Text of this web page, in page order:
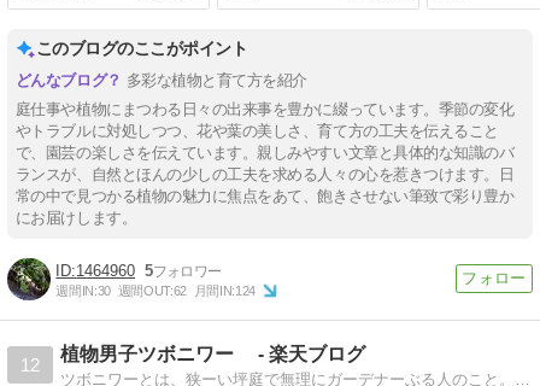
このブログのここがポイント
多彩な植物と育て方を紹介
庭仕事や植物にまつわる日々の出来事を豊かに綴っています。季節の変化
やトラブルに対処しつつ、花や葉の美しさ、育て方の工夫を伝えること
で、園芸の楽しさを伝えています。親しみやすい文章と具体的な知識のバ
ランスが、自然とほんの少しの工夫を求める人々の心を惹きつけます。日
常の中で見つかる植物の魅力に焦点をあて、飽きさせない筆致で彩り豊か
にお届けします。
1464960 5
週間IN:30 週間OUT:62 月間IN:124
12
植物男子ツボニワー - 楽天ブログ